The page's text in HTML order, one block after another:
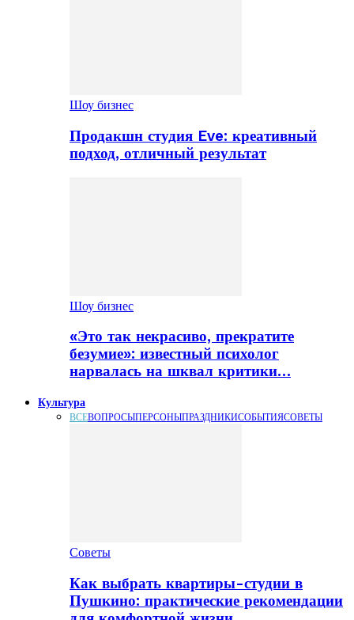
Шоу бизнес
Продакшн студия Eve: креативный
подход, отличный результат
Шоу бизнес
«Это так некрасиво, прекратите
безумие»: известный психолог
нарвалась на шквал критики…
Культура
ВСЕВОПРОСЫПЕРСОНЫПРАЗДНИКИСОБЫТИЯСОВЕТЫ
Советы
Как выбрать квартиры-студии в
Пушкино: практические рекомендации